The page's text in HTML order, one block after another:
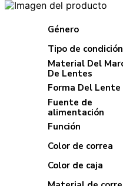
Género
Tipo de condición
Material Del
De Lentes
Forma Del Lente
Fuente de
alimentación
Función
Color de correa
Color de caja